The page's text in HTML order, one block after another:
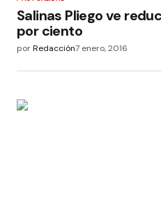
Salinas Pliego ve
por ciento
porRedacción7 enero, 2016